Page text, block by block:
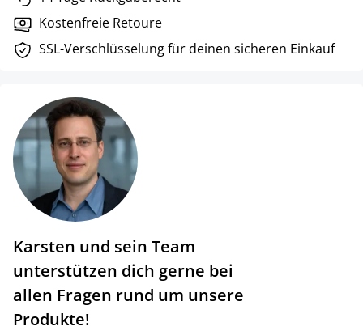
Kostenfreie Retoure
SSL-Verschlüsselung für deinen sicheren Einkauf
Karsten und sein Team
unterstützen dich gerne bei
allen Fragen rund um unsere
Produkte!